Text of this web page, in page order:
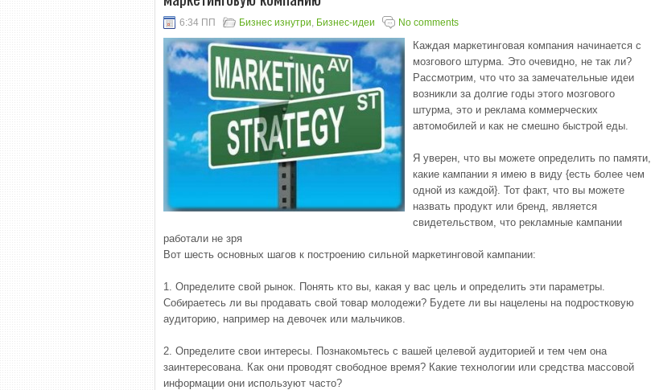
6:34 ПП Бизнес изнутри, Бизнес-идеи No comments
Каждая маркетинговая компания начинается с
мозгового штурма. Это очевидно, не так ли?
Рассмотрим, что что за замечательные идеи
возникли за долгие годы этого мозгового
штурма, это и реклама коммерческих
автомобилей и как не смешно быстрой еды.
Я уверен, что вы можете определить по памяти,
какие кампании я имею в виду {есть более чем
одной из каждой}. Тот факт, что вы можете
назвать продукт или бренд, является
свидетельством, что рекламные кампании
работали не зря
Вот шесть основных шагов к построению сильной маркетинговой кампании:
1. Определите свой рынок. Понять кто вы, какая у вас цель и определить эти параметры.
Собираетесь ли вы продавать свой товар молодежи? Будете ли вы нацелены на подростковую
аудиторию, например на девочек или мальчиков.
2. Определите свои интересы. Познакомьтесь с вашей целевой аудиторией и тем чем она
заинтересована. Как они проводят свободное время? Какие технологии или средства массовой
информации они используют часто?